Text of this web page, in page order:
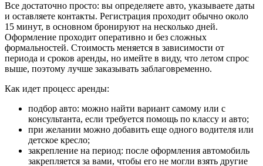
Все достаточно просто: вы определяете авто, указываете даты
и оставляете контакты. Регистрация проходит обычно около
15 минут, в основном бронируют на несколько дней.
Оформление проходит оперативно и без сложных
формальностей. Стоимость меняется в зависимости от
периода и сроков аренды, но имейте в виду, что летом спрос
выше, поэтому лучше заказывать заблаговременно.
Как идет процесс аренды:
подбор авто: можно найти вариант самому или с
консультанта, если требуется помощь по классу и авто;
при желании можно добавить еще одного водителя или
детское кресло;
закрепление на период: после оформления автомобиль
закрепляется за вами, чтобы его не могли взять другие